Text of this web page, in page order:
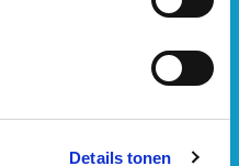
Details tonen
je in voor onze gratis